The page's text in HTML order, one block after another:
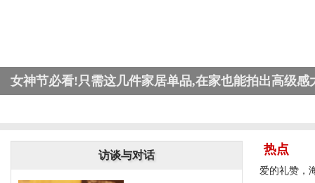
女神节必看!只需这几件家居单品,在家也能拍出高级感
访谈与对话 热点
爱的礼赞，